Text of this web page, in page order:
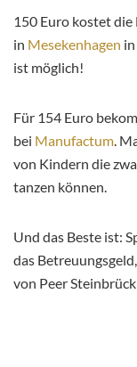
150 Euro kostet
in Mesekenhagen
ist möglich!
Für 154 Euro
bei Manufactum .
von Kindern die
tanzen können.
Und das Beste ist:
das
von Peer